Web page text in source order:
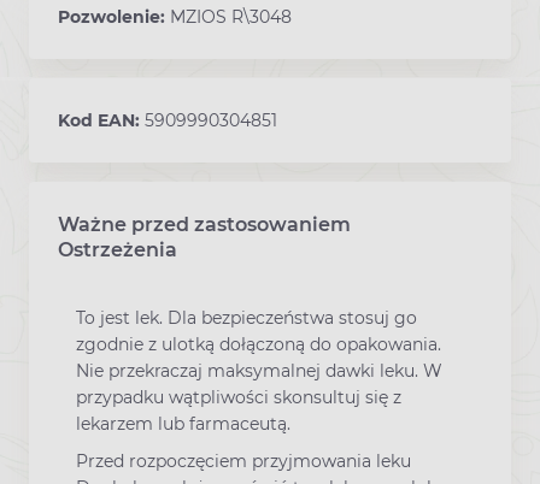
Pozwolenie: MZIOS R\3048
Kod EAN: 5909990304851
Ważne przed zastosowaniem
Ostrzeżenia
To jest lek. Dla bezpieczeństwa stosuj go
zgodnie z ulotką dołączoną do opakowania.
Nie przekraczaj maksymalnej dawki leku. W
przypadku wątpliwości skonsultuj się z
lekarzem lub farmaceutą.
Przed rozpoczęciem przyjmowania leku